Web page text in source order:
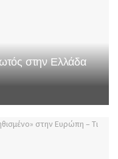
στην Ελλάδα